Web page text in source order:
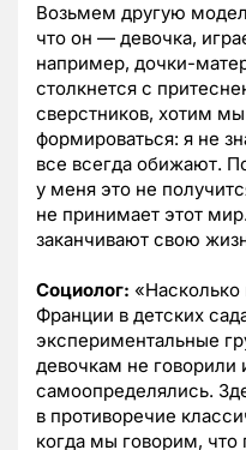
Возьмем другую
что он — девочка,
например, дочки-
столкнется с
сверстников, хотим
формироваться: я не
все всегда обижают.
у меня это не
не принимает этот
заканчивают свою
Социолог:
Франции в детских
экспериментальные
девочкам не говорили
самоопределялись.
в противоречие
когда мы говорим, что